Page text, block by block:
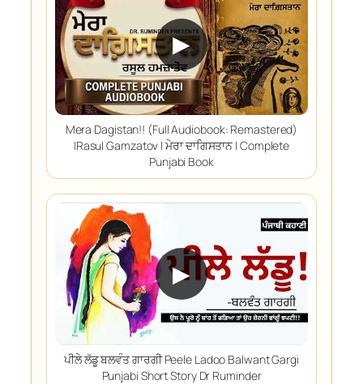
▶
Mera Dagistan!! (Full Audiobook: Remastered)
|Rasul Gamzatov | ਮੇਰਾ ਦਾਗਿਸਤਾਨ | Complete
Punjabi Book
▶
ਪੀਲੇ ਲੱਡੂ ਬਲਵੰਤ ਗਾਰਗੀ Peele Ladoo Balwant Gargi
Punjabi Short Story Dr Ruminder